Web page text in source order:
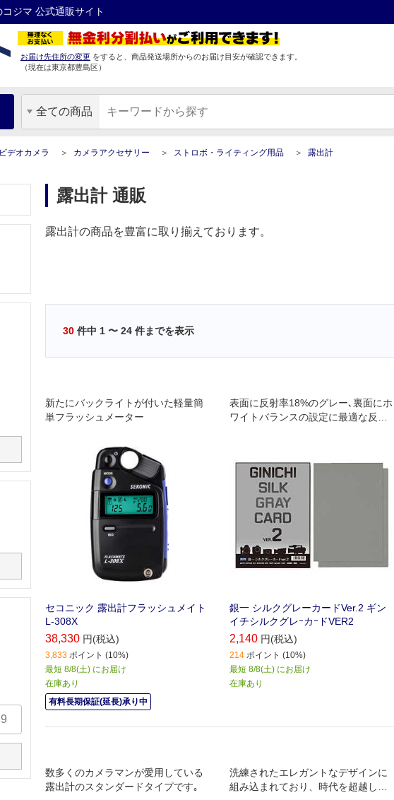
ジマ 公式通販サイト
お届け先住所の変更 をすると、商品発送場所からのお届け目安が確認できます。
（現在は東京都豊島区）
全ての商品
デオカメラ カメラアクセサリー ストロボ・ライティング用品 露出計
露出計 通販
露出計の商品を豊富に取り揃えております。
30 件中 1 〜 24 件までを表示
新たにバックライトが付いた軽量簡
単フラッシュメーター
セコニック 露出計フラッシュメイト
L-308X
38,330 円(税込)
3,833 ポイント (10%)
最短 8/8(土) にお届け
在庫あり
有料長期保証(延長)承り中
表面に反射率18%のグレー､裏面にホ
ワイトバランスの設定に最適な反射
銀一 シルクグレーカードVer.2 ギン
イチシルクグレｰカｰドVER2
2,140 円(税込)
214 ポイント (10%)
最短 8/8(土) にお届け
在庫あり
数多くのカメラマンが愛用している
露出計のスタンダードタイプです｡
洗練されたエレガントなデザインに
組み込まれており、時代を超越した